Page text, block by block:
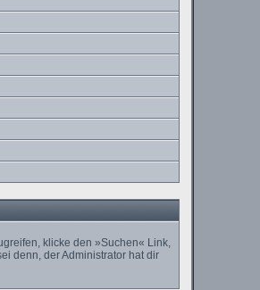
klicke den »Suchen« Link,
denn, der Administrator hat dir